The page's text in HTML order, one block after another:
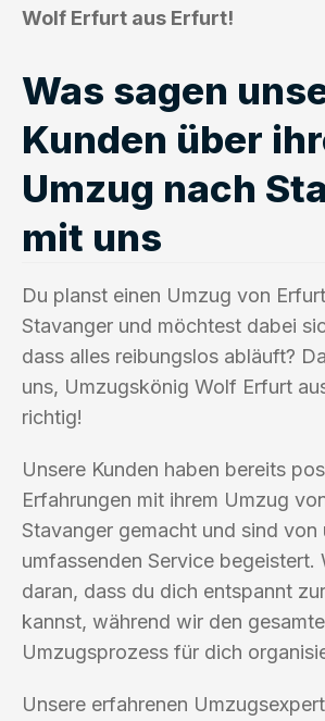
Wolf Erfurt aus Erfurt!
Was sagen
Kunden über
Umzug nach
mit uns
Du planst einen Umzug von
Stavanger und möchtest dabei
dass alles reibungslos abläuft?
uns, Umzugskönig Wolf Erfurt
richtig!
Unsere Kunden haben bereits
Erfahrungen mit ihrem Umzug
Stavanger gemacht und sind von
umfassenden Service begeistert.
daran, dass du dich entspannt
kannst, während wir den
Umzugsprozess für dich
Unsere erfahrenen